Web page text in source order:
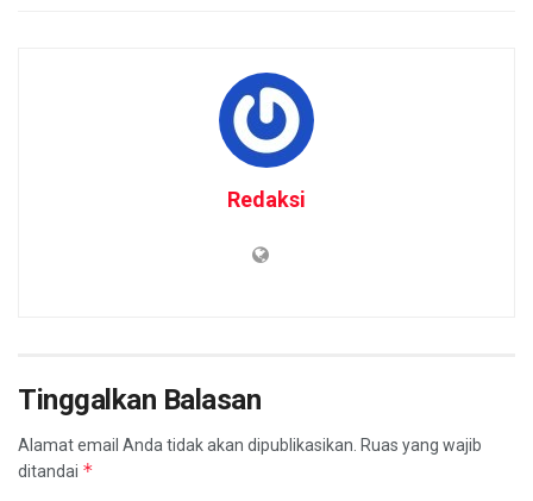
Redaksi
Tinggalkan Balasan
Alamat email Anda tidak akan dipublikasikan. Ruas yang wajib
ditandai *